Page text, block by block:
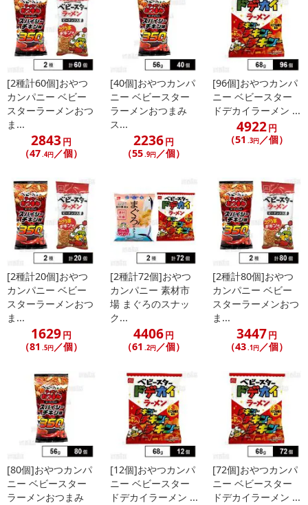
合がございます。
あらかじめご了承いただいた上でお申込みください。なお、本理由
によるお申込み後のキャンセル・返品交換は対応いたしかねます。
【お支払いについて】
※送料はお試し費用に含まれております。
※お支払い方法は、電話料金合算払い、クレジットカード、dポイン
トの利用となります。
【発送・お届け・商品について】
※お申込み頂きました商品の同梱、お届けの日時指定はいたしかね
ます。
※会員様のご都合でお受取りいただけない場合、商品の再発送や返
金はいたしかねます。
また、お届け日時のご指定は、お受けできません。宅配業者からの
不在票にてご対応ください。
※発送予定日は前後する場合がございます。また商品によって発送
日が異なります。
※dショッピングサンプル百貨店よりお届けする商品は、ご利用いた
だいた後のご感想をいただくことを目的としており、転売等は固く
禁じます。
転売等、目的以外での利用が確認された場合は、サービス利用を停
発送日カレンダー
[2種計60個]おやつ
カンパニー ベビー
スターラーメンおつ
ま...
2843円
（47.4円／個）
[40個]おやつカンパ
ニー ベビースター
ラーメンおつまみ
ス...
2236円
（55.9円／個）
[96個]おやつカンパ
ニー ベビースター
ドデカイラーメン ...
4922円
（51 .3円／個）
[2種計20個]おやつ
カンパニー ベビー
スターラーメンおつ
ま...
1629円
（81 .5円／個）
[2種計72個]おやつ
カンパニー 素材市
場 まぐろのスナッ
ク...
4406円
（61 .2円／個）
[2種計80個]おやつ
カンパニー ベビー
スターラーメンおつ
ま...
3447円
（43.1円／個）
[80個]おやつカンパ
ニー ベビースター
ラーメンおつまみ
[12個]おやつカンパ
ニー ベビースター
ドデカイラーメン ...
[72個]おやつカンパ
ニー ベビースター
ドデカイラーメン ...